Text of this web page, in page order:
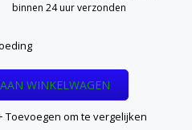
binnen 24 uur verzonden
WINKELWAGEN
Toevoegen om te vergelijken